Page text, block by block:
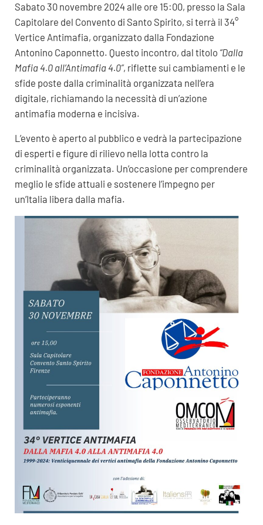
Sabato 30 novembre 2024 alle ore 15:00, presso la Sala
Capitolare del Convento di Santo Spirito, si terrà il 34°
Vertice Antimafia, organizzato dalla Fondazione
Antonino Caponnetto. Questo incontro, dal titolo “Dalla
Mafia 4.0 all’Antimafia 4.0”, riflette sui cambiamenti e le
sfide poste dalla criminalità organizzata nell’era
digitale, richiamando la necessità di un’azione
antimafia moderna e incisiva.
L’evento è aperto al pubblico e vedrà la partecipazione
di esperti e figure di rilievo nella lotta contro la
criminalità organizzata. Un’occasione per comprendere
meglio le sfide attuali e sostenere l’impegno per
un’Italia libera dalla mafia.